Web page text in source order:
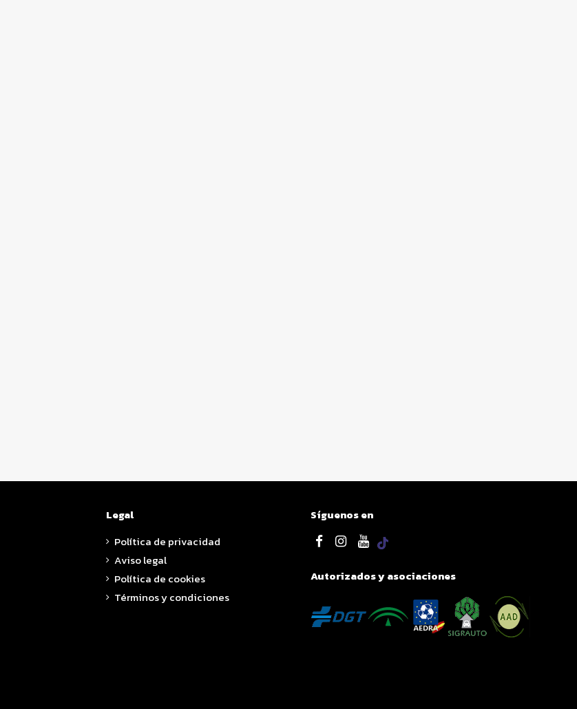
Legal
Política de privacidad
Aviso legal
Política de cookies
Términos y condiciones
Síguenos en
Autorizados y asociaciones